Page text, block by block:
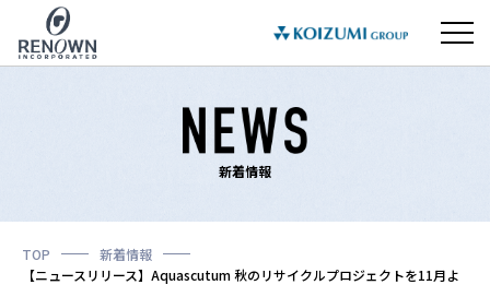
新着情報
TOP
新着情報
【ニュースリリース】Aquascutum 秋のリサイクルプロジェクトを11月よ